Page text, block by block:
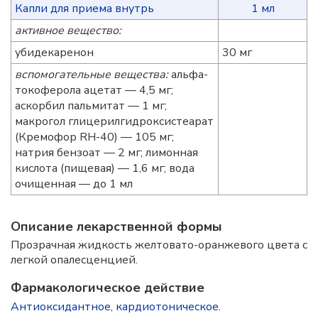
Капли для приема внутрь
1 мл
активное вещество:
убидекаренон
30 мг
вспомогательные вещества:альфа-
токоферола ацетат — 4,5 мг;
аскорбил пальмитат — 1 мг;
макрогол глицерилгидроксистеарат
(Кремофор RH-40) — 105 мг;
натрия бензоат — 2 мг; лимонная
кислота (пищевая) — 1,6 мг; вода
очищенная — до 1 мл
Описание лекарственной формы
Прозрачная жидкость желтовато-оранжевого цвета с
легкой опалесценцией.
Фармакологическое действие
Антиоксидантное, кардиотоническое.